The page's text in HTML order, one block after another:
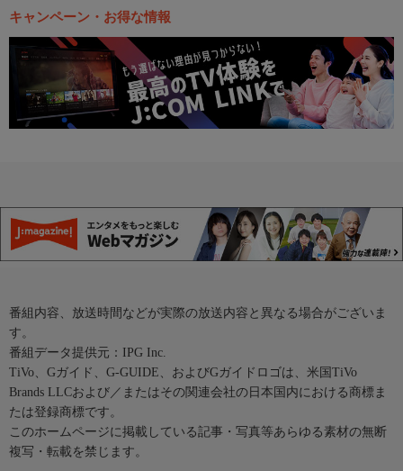
キャンペーン・お得な情報
番組内容、放送時間などが実際の放送内容と異なる場合がございま
す。
番組データ提供元：IPG Inc.
TiVo、Gガイド、G-GUIDE、およびGガイドロゴは、米国TiVo
Brands LLCおよび／またはその関連会社の日本国内における商標ま
たは登録商標です。
このホームページに掲載している記事・写真等あらゆる素材の無断
複写・転載を禁じます。